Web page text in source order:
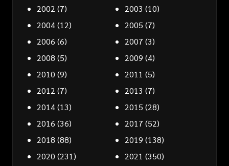
2002 (7) 2003 (10)
2004(12) 2005 (7)
2006 (6) 2007 (3)
2008 (5) 2009 (4)
2010 (9) 2011 (5)
2012 (7) 2013 (7)
2014(13) 2015 (28)
2016 (36) 2017 (52)
2018 (88) 2019 (138)
2020 (231) 2021 (350)